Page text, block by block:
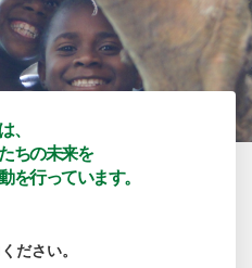
、
ちの未来を
を行っています。
ださい。